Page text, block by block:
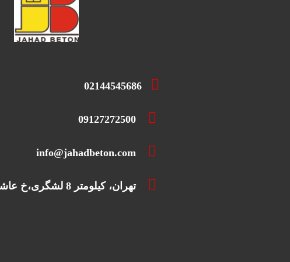
02144545686
09127272500
info@jahadbeton.com
تهران، کیلومتر 8 لشگری،خ عاشری، تقاطع جلال